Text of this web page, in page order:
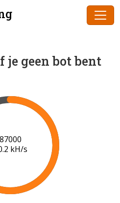
je geen bot bent
88000
kH/s